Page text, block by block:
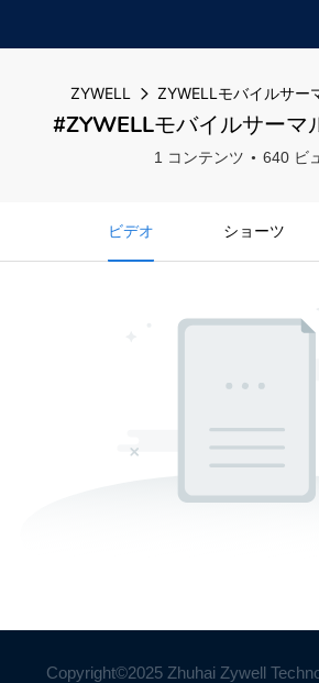
ZYWELL ZYWELLモバイルサー
#ZYWELLモバイルサーマ
1 コンテンツ 640 ビ
ビデオ ショーツ
Copyright©2025 Zhuhai Zywell